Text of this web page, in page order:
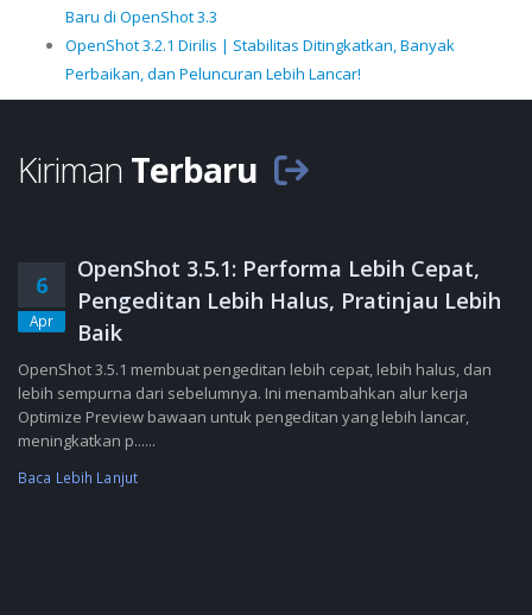
Baru di OpenShot 3.3
OpenShot 3.2.1 Dirilis | Stabilitas Ditingkatkan, Banyak
Perbaikan, dan Peluncuran Lebih Lancar!
Kiriman Terbaru
6
Apr
OpenShot 3.5.1: Performa Lebih Cepat,
Pengeditan Lebih Halus, Pratinjau Lebih
Baik
OpenShot 3.5.1 membuat pengeditan lebih cepat, lebih halus, dan
lebih sempurna dari sebelumnya. Ini menambahkan alur kerja
Optimize Preview bawaan untuk pengeditan yang lebih lancar,
meningkatkan p......
Baca Lebih Lanjut